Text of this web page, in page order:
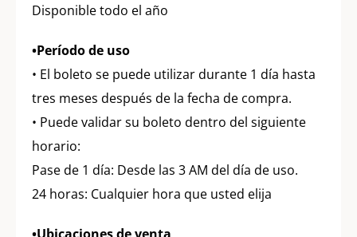
Disponible todo el año
•Período de uso
• El boleto se puede utilizar durante 1 día hasta
tres meses después de la fecha de compra.
• Puede validar su boleto dentro del siguiente
horario:
Pase de 1 día: Desde las 3 AM del día de uso.
24 horas: Cualquier hora que usted elija